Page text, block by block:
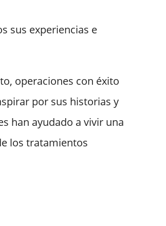
sus experiencias e
operaciones con éxito
por sus historias y
han ayudado a vivir una
los tratamientos